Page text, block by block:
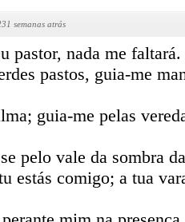
semanas atrás
pastor, nada me faltará.
pastos, guia-me
guia-me pelas
pelo vale da sombra
estás comigo; a tua